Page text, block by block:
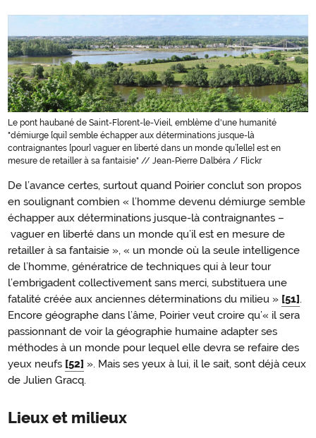
Le pont haubané de Saint-Florent-le-Vieil, emblème d'une humanité
"démiurge [qui] semble échapper aux déterminations jusque-là
contraignantes [pour] vaguer en liberté dans un monde qu’[elle] est en
mesure de retailler à sa fantaisie" // Jean-Pierre Dalbéra / Flickr
De l’avance certes, surtout quand Poirier conclut son propos
en soulignant combien « l’homme devenu démiurge semble
échapper aux déterminations jusque-là contraignantes –
vaguer en liberté dans un monde qu’il est en mesure de
retailler à sa fantaisie », « un monde où la seule intelligence
de l’homme, génératrice de techniques qui à leur tour
l’embrigadent collectivement sans merci, substituera une
fatalité créée aux anciennes déterminations du milieu » [51] .
Encore géographe dans l’âme, Poirier veut croire qu’« il sera
passionnant de voir la géographie humaine adapter ses
méthodes à un monde pour lequel elle devra se refaire des
yeux neufs [52] ». Mais ses yeux à lui, il le sait, sont déjà ceux
de Julien Gracq.
Lieux et milieux